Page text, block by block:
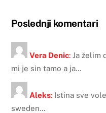
Poslednji komentari
Vera Denic: Ja želim
mi je sin tamo a ja…
Aleks: Istina sve
sweden…